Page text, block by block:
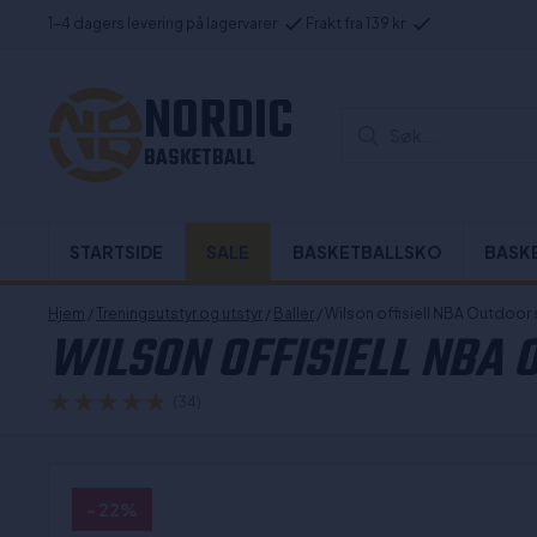
1-4 dagers levering på lagervarer Frakt fra 139 kr
NORDIC
BASKETBALL
STARTSIDE BASKETBALLSKO
Hjem / Treningsutstyr og utstyr / Baller / Wilson offisiell NBA Outdoor
WILSON OFFISIELL NBA